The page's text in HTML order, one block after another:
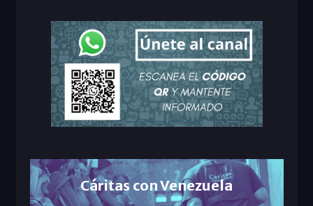
Cáritas con Venezuela